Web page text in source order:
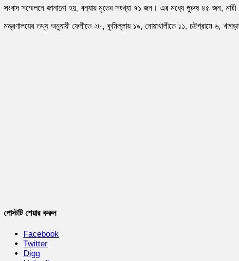
সংবাদ সম্মেলনে জানানো হয়, বন্যায় মৃতের সংখ্যা ৭১ জন। এর মধ্যে পুরুষ ৪৫ জন,
মন্ত্রণালয়ের তথ্য অনুযায়ী ফেনীতে ২৮, কুমিল্লায় ১৯, নোয়াখালীতে ১১, চট্টগ্রামে ৬,
পোস্টটি শেয়ার করুন
Facebook
Twitter
Digg